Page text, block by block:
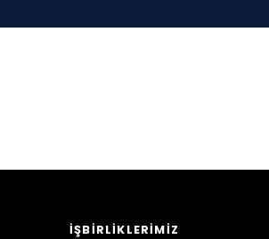
İŞBIRLIKLERIMIZ